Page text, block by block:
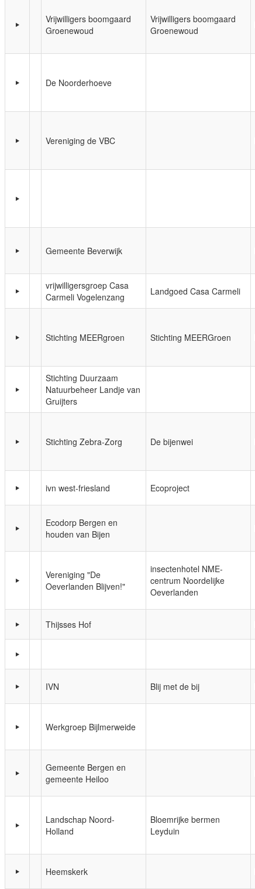
Vrijwilligers boomgaard
Groenewoud
Vrijwilligers boomgaard
Groenewoud
De Noorderhoeve
Vereniging de VBC
Gemeente Beverwijk
vrijwilligersgroep Casa
Carmeli Vogelenzang
Landgoed Casa Carmeli
Stichting MEERgroen Stichting MEERGroen
Stichting Duurzaam
Natuurbeheer Landje van
Gruijters
Stichting Zebra-Zorg De bijenwei
ivn west-friesland Ecoproject
Ecodorp Bergen en
houden van Bijen
Vereniging "De
Oeverlanden Blijven!"
insectenhotel NME-
centrum Noordelijke
Oeverlanden
Thijsses Hof
IVN Blij met de bij
Werkgroep Bijlmerweide
Gemeente Bergen en
gemeente Heiloo
Landschap Noord-
Holland
Bloemrijke bermen
Leyduin
Heemskerk